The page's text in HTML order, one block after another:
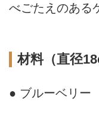
べごたえのある
材料（直径
● ブルーベリー